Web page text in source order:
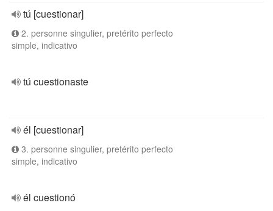
tú [cuestionar]
2. personne singulier, pretérito perfecto
simple, indicativo
tú cuestionaste
él [cuestionar]
3. personne singulier, pretérito perfecto
simple, indicativo
él cuestionó